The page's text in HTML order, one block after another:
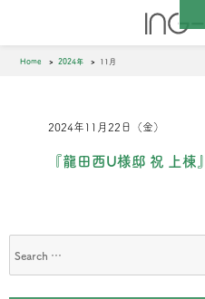
Home 2024年 11月
2024年11月22日（金）
『龍田西U様邸 祝 上棟』